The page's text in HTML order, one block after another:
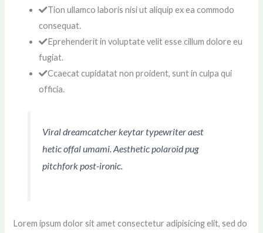
Tion ullamco laboris nisi ut aliquip ex ea commodo
consequat.
Eprehenderit in voluptate velit esse cillum dolore eu
fugiat.
Ccaecat cupidatat non proident, sunt in culpa qui
officia.
Viral dreamcatcher keytar typewriter aest
hetic offal umami. Aesthetic polaroid pug
pitchfork post-ironic.
Lorem ipsum dolor sit amet consectetur adipisicing elit, sed do